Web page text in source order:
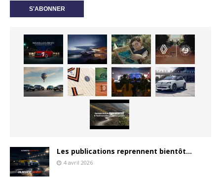
Les publications reprennent bientôt…
4 avril 2026